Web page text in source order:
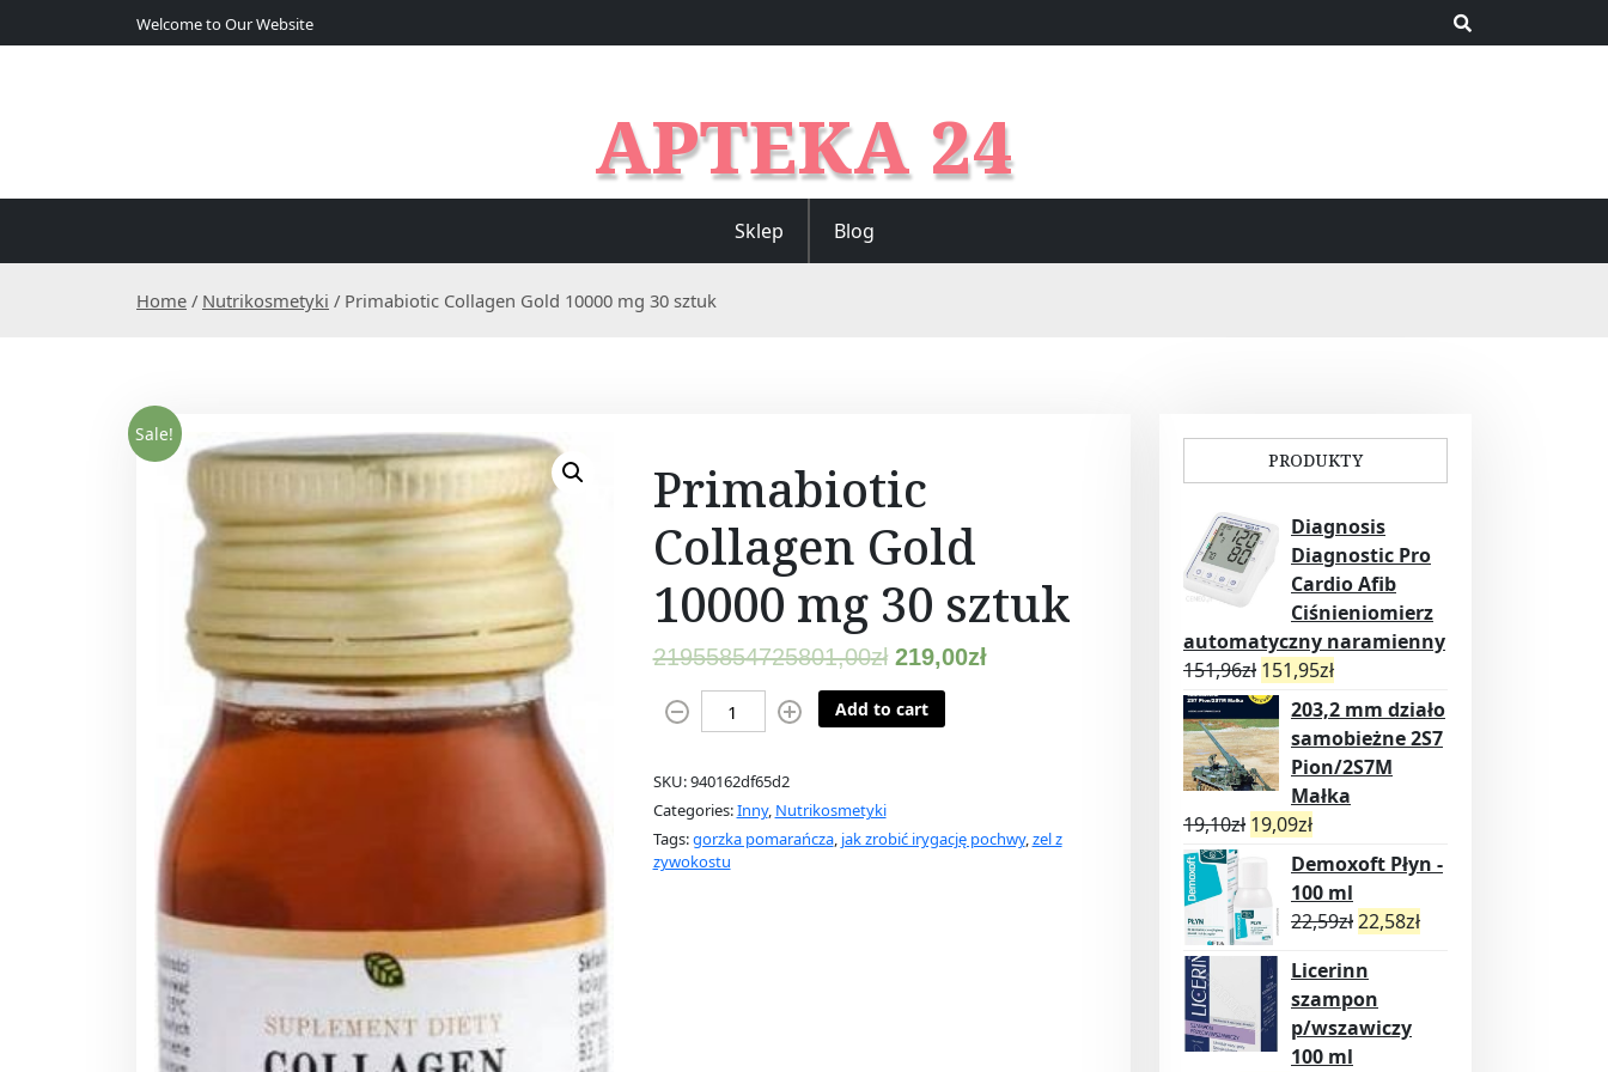
k
t
Welcome to Our Website
APTEKA 24
Sklep Blog
Home / Nutrikosmetyki / Primabiotic Collagen Gold 10000 mg 30 sztuk
Sale!
Primabiotic
Collagen Gold
10000 mg 30 sztuk
21955854725801,00zł 219,00zł
m
a
b
i
Add to cart
SKU:940162df65d2
Categories:Inny, Nutrikosmetyki
Tags:gorzka pomarańcza, jak zrobić irygację pochwy,zel z
zywokostu
PRODUKTY
Diagnosis
Diagnostic Pro
Cardio Afib
Ciśnieniomierz
automatyczny naramienny
151,96zł 151,95zł
203,2 mm działo
samobieżne 2S7
Pion/2S7M
Małka
19,10zł 19,09zł
Demoxoft Płyn -
100 ml
22,59zł22,58zł
Licerinn
szampon
p/wszawiczy
100 ml